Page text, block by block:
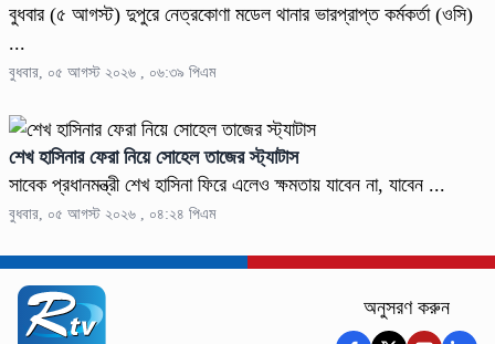
বুধবার (৫ আগস্ট) দুপুরে নেত্রকোণা মডেল থানার ভারপ্রাপ্ত কর্মকর্তা (ওসি)
...
বুধবার, ০৫ আগস্ট ২০২৬ , ০৬:৩৯ পিএম
শেখ হাসিনার ফেরা নিয়ে সোহেল তাজের স্ট্যাটাস
সাবেক প্রধানমন্ত্রী শেখ হাসিনা ফিরে এলেও ক্ষমতায় যাবেন না, যাবেন ...
বুধবার, ০৫ আগস্ট ২০২৬ , ০৪:২৪ পিএম
অনুসরণ করুন